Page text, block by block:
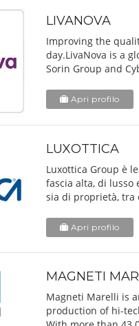
LIVANOVA
Improving the
day.LivaNova is a
Sorin Group and
Apri profilo
LUXOTTICA
Luxottica Group è
fascia alta, di
sia di proprietà, tra
Apri profilo
MAGNETI
Magneti Marelli is
production of hi-